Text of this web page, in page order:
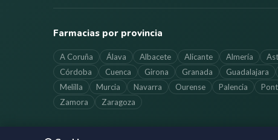
Farmacias por provincia
A Coruña Álava Albacete Alicante Almería
Córdoba
Cuenca Girona Granada Guadalajara
Melilla
Murcia Navarra Ourense Palencia
Zamora
Zaragoza